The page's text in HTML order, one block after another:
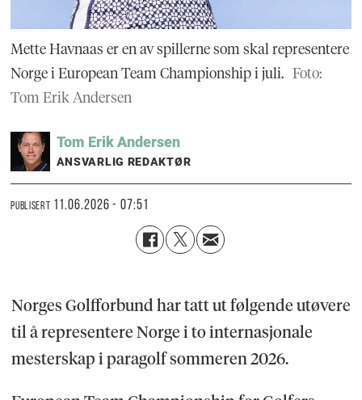
Mette Havnaas er en av spillerne som skal representere
Norge i European Team Championship i juli. Foto:
Tom Erik Andersen
Tom Erik Andersen
ANSVARLIG REDAKTØR
PUBLISERT 11.06.2026 - 07:51
Norges Golfforbund har tatt ut følgende utøvere
til å representere Norge i to internasjonale
mesterskap i paragolf sommeren 2026.